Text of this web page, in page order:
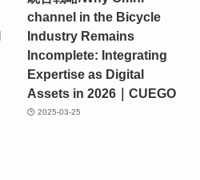
channel in the Bicycle
Industry Remains
Incomplete: Integrating
Expertise as Digital
Assets in 2026｜CUEGO
2025-03-25